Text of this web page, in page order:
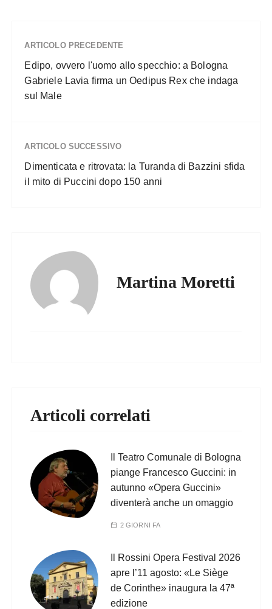
ARTICOLO PRECEDENTE
Edipo, ovvero l'uomo allo specchio: a Bologna
Gabriele Lavia firma un Oedipus Rex che indaga
sul Male
ARTICOLO SUCCESSIVO
Dimenticata e ritrovata: la Turanda di Bazzini sfida
il mito di Puccini dopo 150 anni
Martina Moretti
Articoli correlati
Il Teatro Comunale di Bologna
piange Francesco Guccini: in
autunno «Opera Guccini»
diventerà anche un omaggio
2 GIORNI FA
Il Rossini Opera Festival 2026
apre l’11 agosto: «Le Siège
de Corinthe» inaugura la 47ª
edizione